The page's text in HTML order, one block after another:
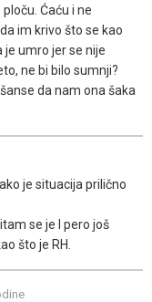
Ćaću i ne
im krivo što se kao
je umro jer se nije
ne bi bilo sumnji?
da nam ona šaka
je situacija prilično
se je l pero još
što je RH.